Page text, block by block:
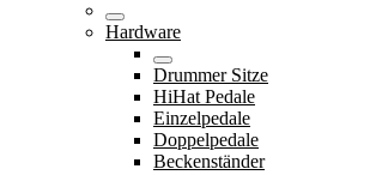
Hardware
Drummer Sitze
HiHat Pedale
Einzelpedale
Doppelpedale
Beckenständer